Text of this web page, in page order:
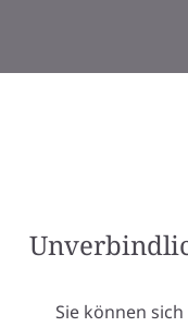
Sie können